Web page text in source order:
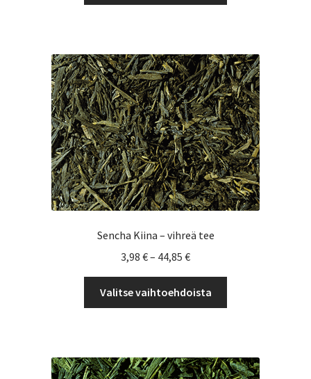
7,90 €
muunnelma.
Voit
tehdä
valinnat
tuotteen
sivulla.
Sencha Kiina – vihreä tee
3,98 €– 44,85 €Hintaluokka:
-
44,85 €
Valitse vaihtoehdoista
Voit